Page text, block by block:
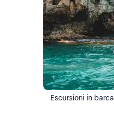
Escursioni in barca